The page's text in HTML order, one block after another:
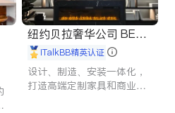
纽约贝拉奢华公司 BELL
A LUXE
iTalkBB精英认证
设计、制造、安装一体化，
打造高端定制家具和商业空